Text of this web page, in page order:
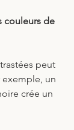
couleurs de
peut
exemple, un
crée un